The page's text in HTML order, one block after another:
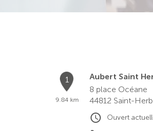
1
9.84 km
Aubert Saint
8 place Océane
44812 Saint-
Ouvert